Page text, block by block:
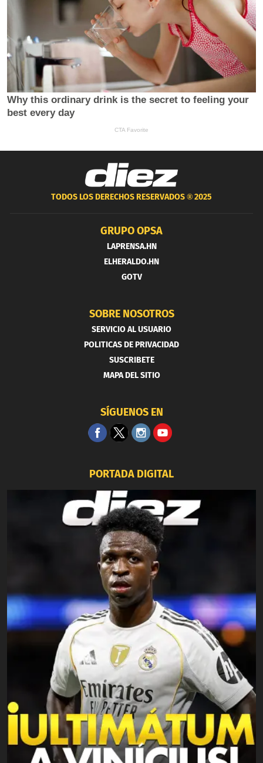
TODOS LOS DERECHOS RESERVADOS ®2025
GRUPO OPSA
LAPRENSA.HN
ELHERALDO.HN
GOTV
SOBRE NOSOTROS
SERVICIO AL USUARIO
POLITICAS DE PRIVACIDAD
SUSCRIBETE
MAPA DEL SITIO
SÍGUENOS EN
PORTADA DIGITAL